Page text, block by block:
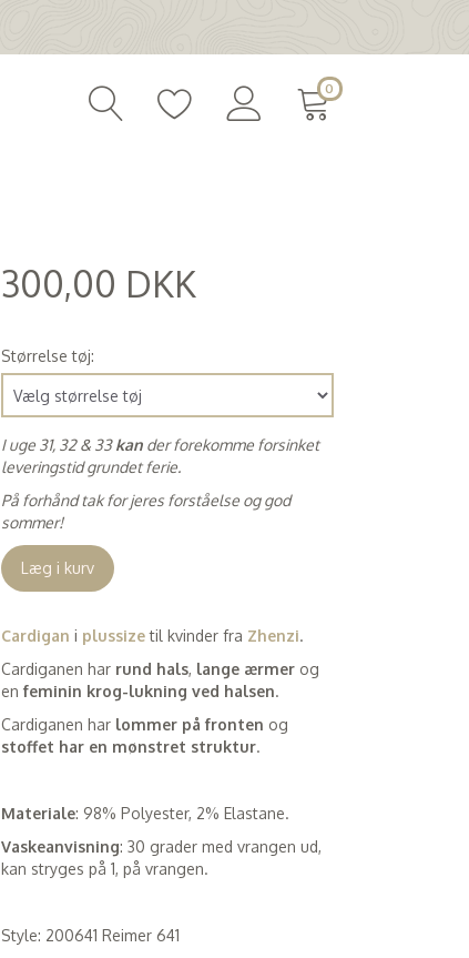
0
300,00 DKK
Størrelse tøj:
I uge 31, 32 & 33kan der forekomme forsinket
leveringstid grundet ferie.
På forhånd tak for jeres forståelse og god
sommer!
Læg i kurv
Cardigan i plussize til kvinder fra Zhenzi.
Cardiganen har rund hals, lange ærmer og
en feminin krog-lukning ved halsen.
Cardiganen har lommer på fronten og
stoffet har en mønstret struktur.
Materiale: 98% Polyester, 2% Elastane.
Vaskeanvisning: 30 grader med vrangen ud,
kan stryges på 1, på vrangen.
Style: 200641 Reimer 641